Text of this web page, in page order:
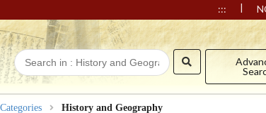
::: |
Categories History and Geography